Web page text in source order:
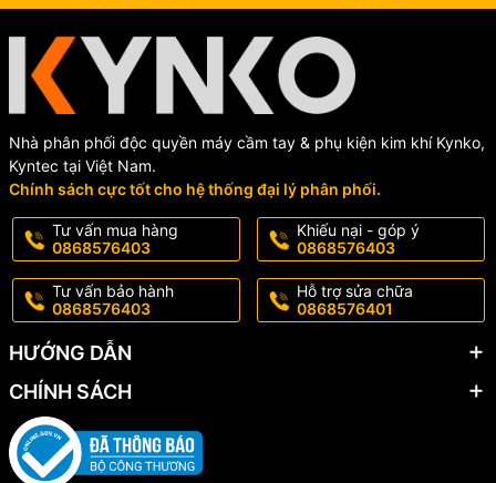
Nhà phân phối độc quyền máy cầm tay & phụ kiện kim khí Kynko,
Kyntec tại Việt Nam.
Chính sách cực tốt cho hệ thống đại lý phân phối.
Tư vấn mua hàng
0868576403
Khiếu nại - góp ý
0868576403
Tư vấn bảo hành
0868576403
Hỗ trợ sửa chữa
0868576401
HƯỚNG DẪN
CHÍNH SÁCH